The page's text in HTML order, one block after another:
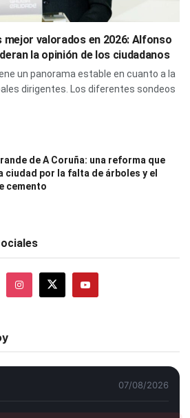
valorados en 2026: Alfonso
la opinión de los ciudadanos
un panorama estable en cuanto a la
dirigentes. Los diferentes sondeos
de A Coruña: una reforma que
ciudad por la falta de árboles y el
cemento
07/08/2026